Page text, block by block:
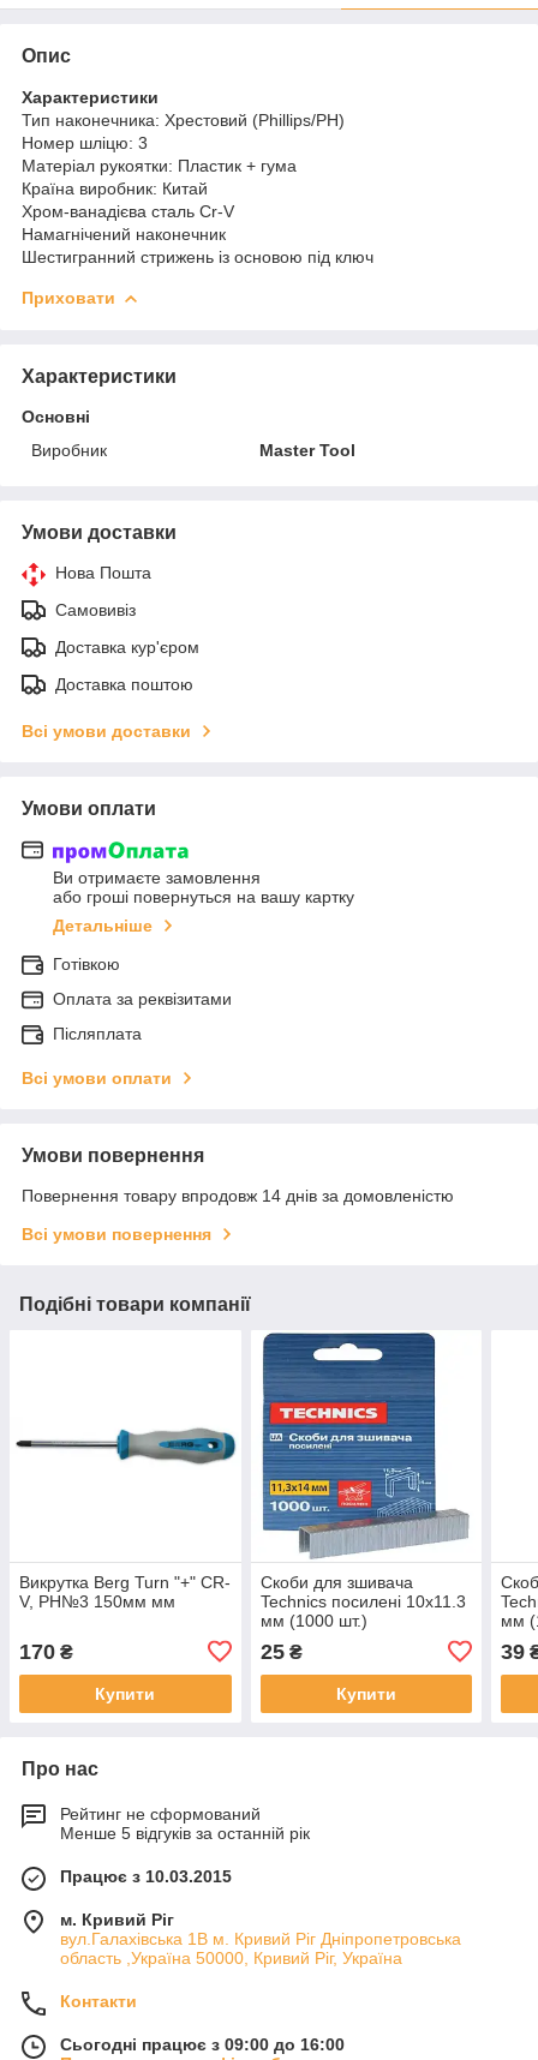
Опис
Характеристики
Тип наконечника: Хрестовий (Phillips/PH)
Номер шліцю: 3
Матеріал рукоятки: Пластик + гума
Країна виробник: Китай
Хром-ванадієва сталь Cr-V
Намагнічений наконечник
Шестигранний стрижень із основою під ключ
Приховати
Характеристики
Основні
Виробник
Master Tool
Умови доставки
Нова Пошта
Самовивіз
Доставка кур'єром
Доставка поштою
Всі умови доставки
Умови оплати
Ви отримаєте замовлення
або гроші повернуться на вашу картку
Детальніше
Готівкою
Оплата за реквізитами
Післяплата
Всі умови оплати
Умови повернення
Повернення товару впродовж 14 днів за домовленістю
Всі умови повернення
Подібні товари компанії
Викрутка Berg Turn "+" CR-
V, РН№3 150мм мм
170 ₴
Купити
Скоби для зшивача
Technics посилені 10х11.3
мм (1000 шт.)
25₴
Купити
мм
39
Про нас
Рейтинг не сформований
Менше 5 відгуків за останній рік
Працює з 10.03.2015
м. Кривий Ріг
вул.Галахівська 1В м. Кривий Ріг Дніпропетровська
область ,Україна 50000, Кривий Ріг, Україна
Контакти
Сьогодні працює з 09:00 до 16:00